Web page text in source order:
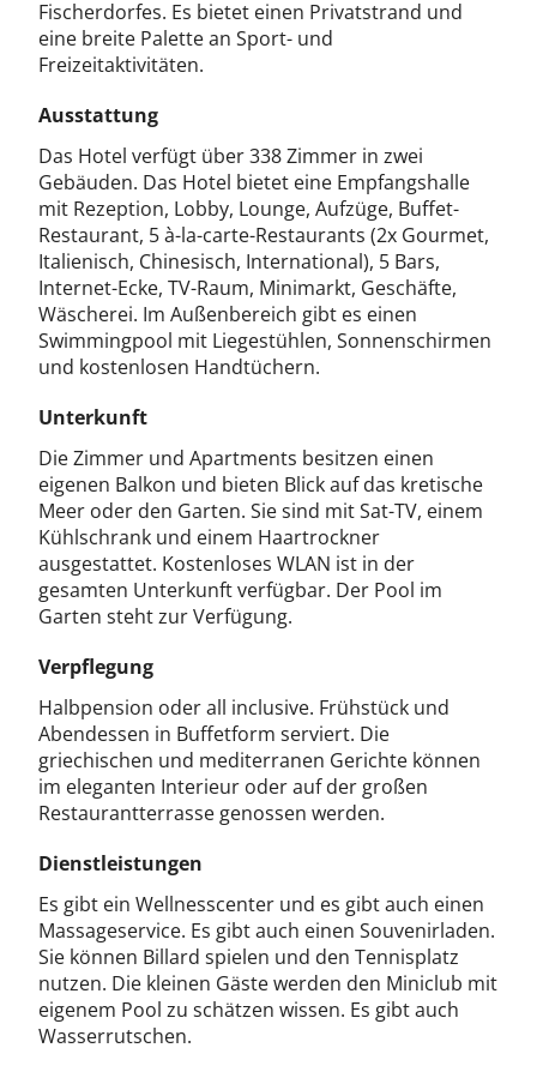
Fischerdorfes. Es bietet einen Privatstrand und
eine breite Palette an Sport- und
Freizeitaktivitäten.
Ausstattung
Das Hotel verfügt über 338 Zimmer in zwei
Gebäuden. Das Hotel bietet eine Empfangshalle
mit Rezeption, Lobby, Lounge, Aufzüge, Buffet-
Restaurant, 5 à-la-carte-Restaurants (2x Gourmet,
Italienisch, Chinesisch, International), 5 Bars,
Internet-Ecke, TV-Raum, Minimarkt, Geschäfte,
Wäscherei. Im Außenbereich gibt es einen
Swimmingpool mit Liegestühlen, Sonnenschirmen
und kostenlosen Handtüchern.
Unterkunft
Die Zimmer und Apartments besitzen einen
eigenen Balkon und bieten Blick auf das kretische
Meer oder den Garten. Sie sind mit Sat-TV, einem
Kühlschrank und einem Haartrockner
ausgestattet. Kostenloses WLAN ist in der
gesamten Unterkunft verfügbar. Der Pool im
Garten steht zur Verfügung.
Verpflegung
Halbpension oder all inclusive. Frühstück und
Abendessen in Buffetform serviert. Die
griechischen und mediterranen Gerichte können
im eleganten Interieur oder auf der großen
Restaurantterrasse genossen werden.
Dienstleistungen
Es gibt ein Wellnesscenter und es gibt auch einen
Massageservice. Es gibt auch einen Souvenirladen.
Sie können Billard spielen und den Tennisplatz
nutzen. Die kleinen Gäste werden den Miniclub mit
eigenem Pool zu schätzen wissen. Es gibt auch
Wasserrutschen.